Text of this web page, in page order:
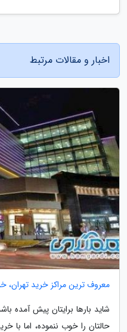
اخبار و مقالات مرتبط
معروف ترین مراکز خرید تهران،
شاید بارها برایتان پیش آمده
حالتان را خوب ننموده، اما با